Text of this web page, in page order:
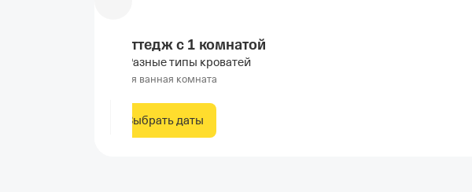
Коттедж c 1 комнатой
Разные типы кроватей
Своя ванная комната
Выбрать даты